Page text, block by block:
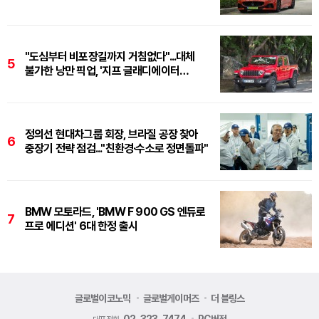
5
"도심부터 비포장길까지 거침없다"...대체
불가한 낭만 픽업, '지프 글래디에이터
6
정의선 현대차그룹 회장, 브라질 공장 찾아
중장기 전략 점검..."친환경·수소로 정면돌파"
7
BMW 모토라드, 'BMW F 900 GS 엔듀로
프로 에디션' 6대 한정 출시
글로벌이코노믹 글로벌게이머즈 더 블링스